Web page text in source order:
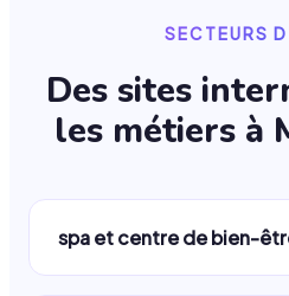
SECTEURS
Des sites
les métiers à
spa et centre de bien-